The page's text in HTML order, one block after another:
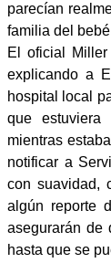
parecían
familia del
El oficial
explicando a
hospital local
que
mientras
notificar a
con suavidad,
algún reporte
asegurarán de
hasta que se